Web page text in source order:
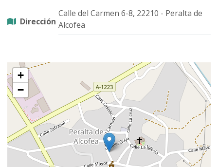
Dirección
Calle del Carmen 6-8, 22210 - Peralta de
Alcofea
+
−